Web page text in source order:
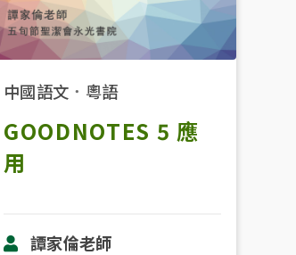
中國語文 ． 粵語
GOODNOTES 5 應
用
譚家倫老師